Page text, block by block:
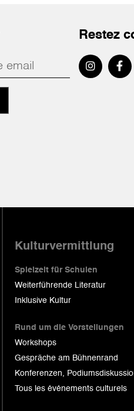
Restez
Kulturvermittlung
Spielzeit für Schulen
Weiterführende Literatur
Inklusive Kultur
Rund um die Vorstellungen
Workshops
Gespräche am Bühnenrand
Konferenzen,
Tous les événements culturels